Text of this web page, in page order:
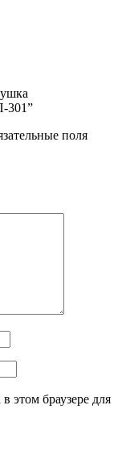
301”
поля
этом браузере для